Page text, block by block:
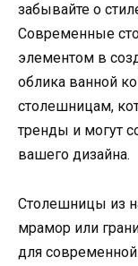
забывайте о
Современные
элементом в
облика ванной
столешницам,
тренды и могут
вашего дизайна.
Столешницы из
мрамор или
для